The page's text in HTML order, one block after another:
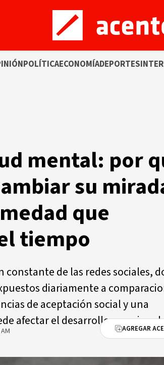
POLÍTICAECONOMÍADEPORTES
mental: por
su
que
tiempo
constante de las redes sociales,
diariamente a
de aceptación social y una
afectar el desarrollo emocional.
AGREGAR